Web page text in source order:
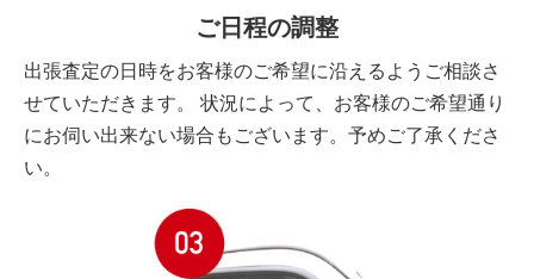
ご日程の調整
出張査定の日時をお客様のご希望に沿えるようご相談さ
せていただきます。 状況によって、お客様のご希望通り
にお伺い出来ない場合もございます。予めご了承くださ
い。